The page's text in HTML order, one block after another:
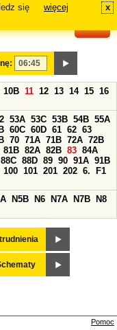
się
więcej x
10B 11 12 13 14 15 16
53A 53C 53B 54B 55A
60C 60D 61 62 63
70 71A 71B 72A 72B
81B 82A 82B 83 84A
88C 88D 89 90 91A 91B
100 101 201 202 6.
F1
N5B N6 N7A N7B
N8
Pomoc